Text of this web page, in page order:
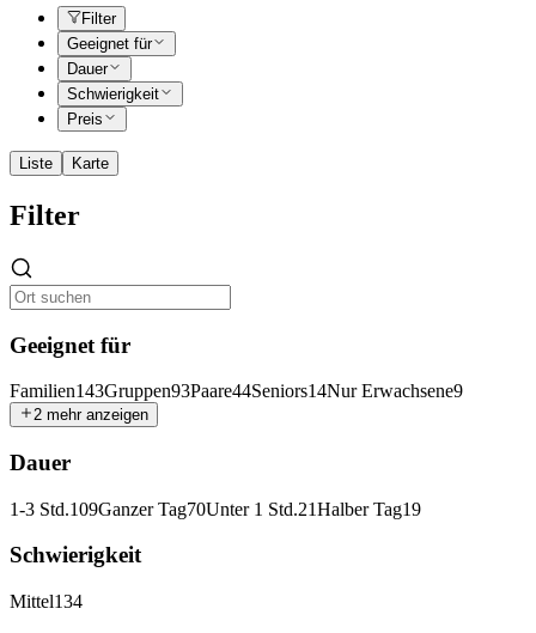
Filter
Geeignet für
Dauer
Schwierigkeit
Preis
Liste Karte
Filter
Geeignet für
Familien143Gruppen93Paare44Seniors14Nur Erwachsene9
2 mehr anzeigen
Dauer
1-3 Std.109Ganzer Tag70Unter 1 Std.21Halber Tag19
Schwierigkeit
Mittel134